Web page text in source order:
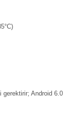
gerektirir; Android 6.0